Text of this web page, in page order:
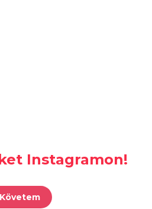
Instagramon!
Követem